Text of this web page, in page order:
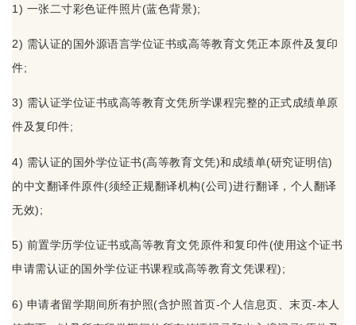
1) 一张二寸彩色证件照片(蓝色背景);
2) 需认证的国外源语言学位证书或高等教育文凭正本原件及复印
件;
3) 需认证学位证书或高等教育文凭所学课程完整的正式成绩单原
件及复印件;
4) 需认证的国外学位证书(高等教育文凭)和成绩单(研究证明信)
的中文翻译件原件(须经正规翻译机构(公司)进行翻译，个人翻译
无效);
5) 前置学历学位证书或高等教育文凭原件和复印件(使用这个证书
申请需认证的国外学位证书课程或高等教育文凭课程);
6) 申请者留学期间所有护照(含护照首页-个人信息页、末页-本人